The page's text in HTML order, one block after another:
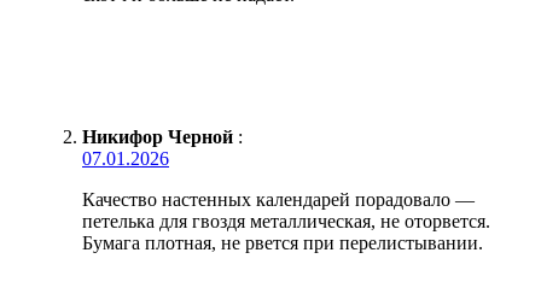
Никифор Черной :
07.01.2026
Качество настенных календарей порадовало —
петелька для гвоздя металлическая, не оторвется.
Бумага плотная, не рвется при перелистывании.